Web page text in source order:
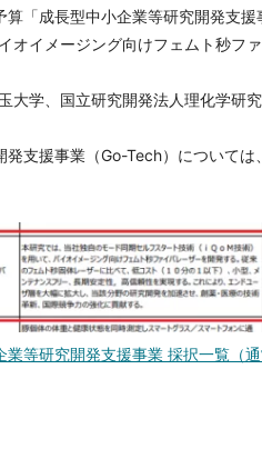
「成長型中小企業等研究開発支援
オイメージング向けフェムト秒フ
大学、国立研究開発法人理化学研
支援事業（Go-Tech）については、
等研究開発支援事業 採択一覧（